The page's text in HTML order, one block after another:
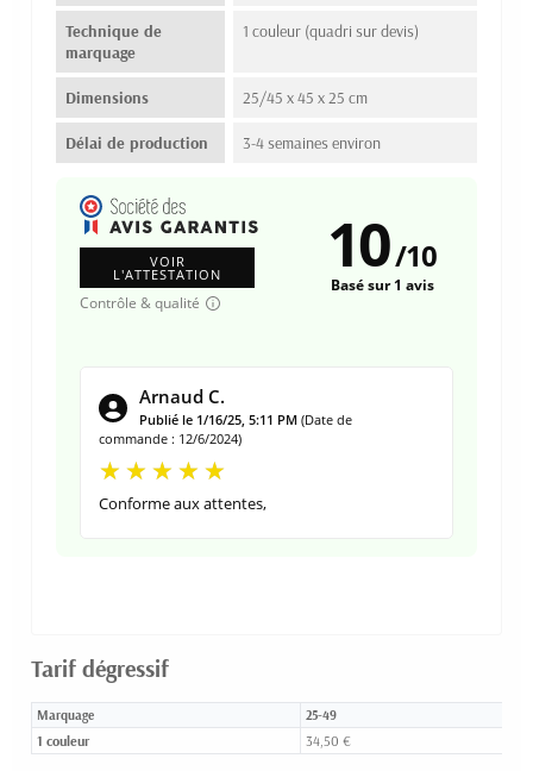
Technique de
marquage
1 couleur (quadri sur devis)
Dimensions 25/45 x 45 x 25 cm
Délai de production 3-4 semaines environ
VOIR
L'ATTESTATION
Contrôle & qualité
10/10
Basé sur 1 avis
Arnaud C.
Publié le 1/16/25, 5:11 PM (Date de
commande : 12/6/2024)
Conforme aux attentes,
Tarif dégressif
Marquage 25-49
1 couleur 34,50 €